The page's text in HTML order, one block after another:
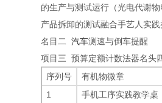
的生产与测试运行（光电代谢
产品拆卸的测试融合手艺人实
名目二汽车测速与倒车提醒
项目三 预算定额计数法器名头
序列号
有机物微章
1
手机工序实践教学桌